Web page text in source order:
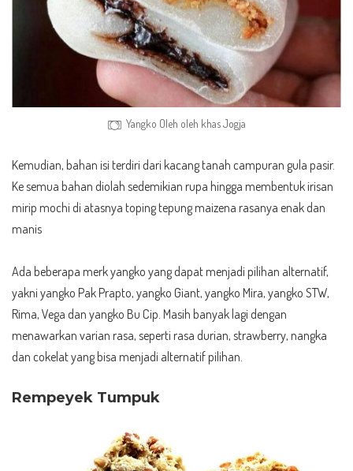
Yangko Oleh oleh khas Jogja
Kemudian, bahan isi terdiri dari kacang tanah campuran gula pasir.
Ke semua bahan diolah sedemikian rupa hingga membentuk irisan
mirip mochi di atasnya toping tepung maizena rasanya enak dan
manis
Ada beberapa merk yangko yang dapat menjadi pilihan alternatif,
yakni yangko Pak Prapto, yangko Giant, yangko Mira, yangko STW,
Rima, Vega dan yangko Bu Cip. Masih banyak lagi dengan
menawarkan varian rasa, seperti rasa durian, strawberry, nangka
dan cokelat yang bisa menjadi alternatif pilihan.
Rempeyek Tumpuk